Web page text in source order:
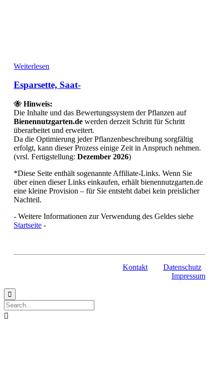
Weiterlesen
Esparsette, Saat-
🐝 Hinweis:
Die Inhalte und das Bewertungssystem der Pflanzen auf
Bienennutzgarten.de werden derzeit Schritt für Schritt
überarbeitet und erweitert.
Da die Optimierung jeder Pflanzenbeschreibung sorgfältig
erfolgt, kann dieser Prozess einige Zeit in Anspruch nehmen.
(vrsl. Fertigstellung: Dezember 2026)
*Diese Seite enthält sogenannte Affiliate-Links. Wenn Sie
über einen dieser Links einkaufen, erhält bienennutzgarten.de
eine kleine Provision – für Sie entsteht dabei kein preislicher
Nachteil.
- Weitere Informationen zur Verwendung des Geldes siehe
Startseite -
Kontakt
Datenschutz
Impressum

